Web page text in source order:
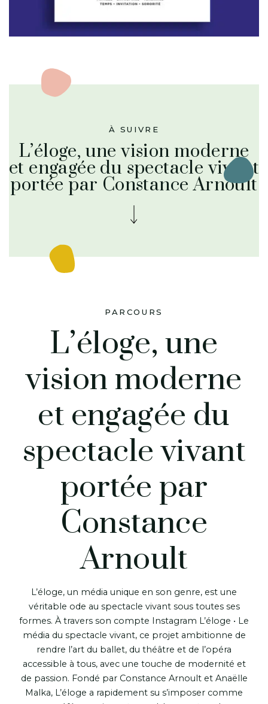
À SUIVRE
L’éloge, une vision moderne
et engagée du spectacle vivant
portée par Constance Arnoult
PARCOURS
L’éloge, une
vision moderne
et engagée du
spectacle vivant
portée par
Constance
Arnoult
L’éloge, un média unique en son genre, est une
véritable ode au spectacle vivant sous toutes ses
formes. À travers son compte Instagram L’éloge • Le
média du spectacle vivant, ce projet ambitionne de
rendre l’art du ballet, du théâtre et de l’opéra
accessible à tous, avec une touche de modernité et
de passion. Fondé par Constance Arnoult et Anaëlle
Malka, L’éloge a rapidement su s’imposer comme